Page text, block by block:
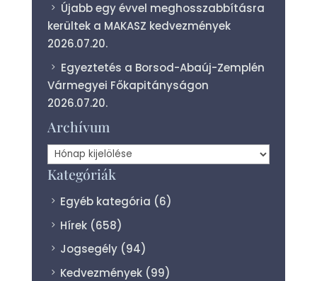
Újabb egy évvel meghosszabbításra
kerültek a MAKASZ kedvezmények
2026.07.20.
Egyeztetés a Borsod-Abaúj-Zemplén
Vármegyei Főkapitányságon
2026.07.20.
Archívum
Archívum
Kategóriák
Egyéb kategória (6)
Hírek (658)
Jogsegély (94)
Kedvezmények (99)